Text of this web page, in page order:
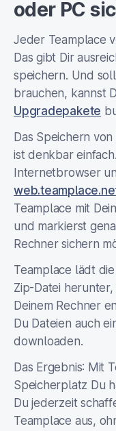
oder PC
Jeder Teamplace
Das gibt Dir
speichern. Und
brauchen, kannst
Upgradepakete
Das Speichern
ist denkbar
Internetbrowser
Teamplace mit
und markierst
Rechner sichern
Teamplace lädt
Zip-Datei
Deinem Rechner
Du Dateien auch
downloaden.
Das Ergebnis: Mit
Speicherplatz Du
Du jederzeit
Teamplace aus,